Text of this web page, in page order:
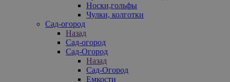
Носки,гольфы
Чулки, колготки
Сад-огород
Назад
Сад-огород
Сад-Огород
Назад
Сад-Огород
Емкости